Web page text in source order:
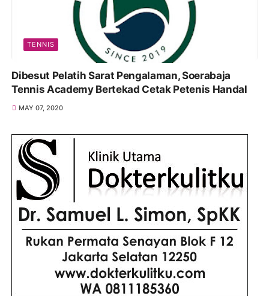
TENNIS
Dibesut Pelatih Sarat Pengalaman, Soerabaja
Tennis Academy Bertekad Cetak Petenis Handal
MAY 07, 2020